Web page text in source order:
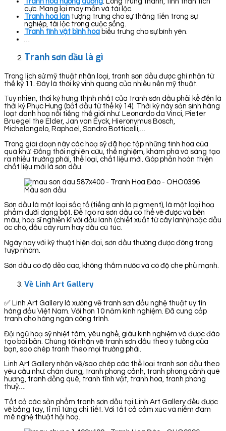
cực. Mang lại may mắn và tài lộc.
Tranh hoa lan tượng trưng cho sự thăng tiến trong sự
nghiệp, tài lộc trong cuộc sống.
Tranh tĩnh vật bình hoa biểu trưng cho sự bình yên.
…
Tranh sơn dầu là gì
Trong lịch sử mỹ thuật nhân loại, tranh sơn dầu được ghi nhận từ
thế kỷ 11. Đây là thời kỳ vinh quang của nhiều nền mỹ thuật.
Tuy nhiên, thời kỳ hưng thịnh nhất của tranh sơn dầu phải kể đến là
thời kỳ Phục Hưng (bắt đầu từ thế kỷ 14). Thời kỳ này sản sinh hàng
loạt danh hoạ nổi tiếng thế giới như: Leonardo da Vinci, Pieter
Bruegel the Elder, Jan van Eyck, Hieronymus Bosch,
Michelangelo, Raphael, Sandro Botticelli,…
Trong giai đoạn này các hoạ sỹ đã học tập những tinh hoa của
quá khứ. Đồng thời nghiên cứu, thể nghiệm, khám phá và sáng tạo
ra nhiều trường phái, thể loại, chất liệu mới. Góp phần hoàn thiện
chất liệu mới là sơn dầu.
Màu sơn dầu
Sơn dầu là một loại sắc tố (tiếng anh là pigment), là một loại hoạ
phẩm dưới dạng bột. Để tạo ra sơn dầu có thể vẽ được và bền
màu, hoạ sĩ nghiền kĩ với dầu lanh (chiết xuất từ cây lanh) hoặc dầu
óc chó, dầu cây rum hay dầu cù túc.
Ngày nay với kỹ thuật hiện đại, sơn dầu thường được đóng trong
tuýp nhôm.
Sơn dầu có độ dẻo cao, không thấm nước và có độ che phủ mạnh.
Về Linh Art Gallery
✅ Linh Art Gallery là xưởng vẽ tranh sơn dầu nghệ thuật uy tín
hàng đầu Việt Nam. Với hơn 10 năm kinh nghiệm. Đã cung cấp
tranh cho hàng ngàn công trình.
Đội ngũ hoạ sỹ nhiệt tâm, yêu nghề, giàu kinh nghiệm và được đào
tạo bài bản. Chúng tôi nhận vẽ tranh sơn dầu theo ý tưởng của
bạn, sao chép tranh theo mọi trường phái.
Linh Art Gallery nhận vẽ/sao chép các thể loại tranh sơn dầu theo
yêu cầu như: chân dung, tranh phong cảnh, tranh phong cảnh quê
hương, tranh đồng quê, tranh tĩnh vật, tranh hoa, tranh phong
thuỷ….
Tất cả các sản phẩm tranh sơn dầu tại Linh Art Gallery đều được
vẽ bằng tay, tỉ mỉ từng chi tiết. Với tất cả cảm xúc và niềm đam
mê nghệ thuật hội hoạ.